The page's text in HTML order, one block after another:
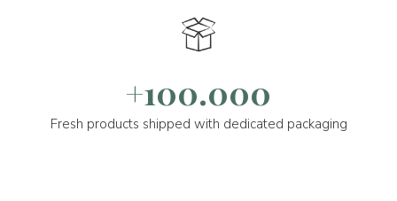
+100.000
Fresh products shipped with dedicated packaging